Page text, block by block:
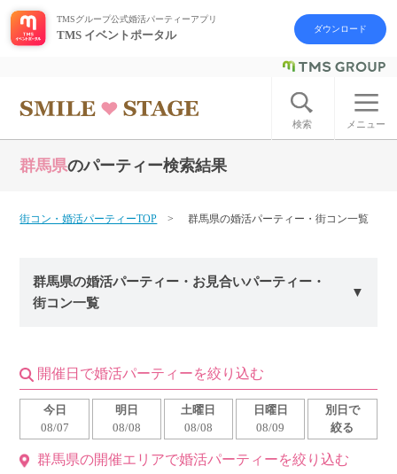
ログイン アカウント登録
はじめての方へ
今週の婚活パーティー
よくあるご質問
お問い合わせ
利用規約
個人情報保護方針launch
TMSグループ公式婚活パーティーアプリ
TMS イベントポータル ダウンロード
検索 メニュー
群馬県のパーティー検索結果
街コン・婚活パーティーTOP 群馬県の婚活パーティー・街コン一覧
群馬県の婚活パーティー・お見合いパーティー・
街コン一覧
開催日で婚活パーティーを絞り込む
今日
08/07
明日
08/08
土曜日
08/08
日曜日
08/09
別日で
絞る
群馬県の開催エリアで婚活パーティーを絞り込む